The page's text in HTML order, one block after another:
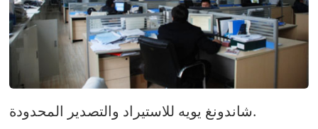
شاندونغ يويه للاستيراد والتصدير المحدودة.